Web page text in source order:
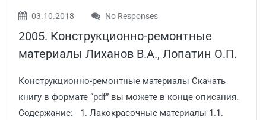
03.10.2018 No Responses
2005. Конструкционно-ремонтные
материалы Лиханов В.А., Лопатин О.П.
Конструкционно-ремонтные материалы Скачать
книгу в формате “pdf” вы можете в конце описания.
Содержание: 1. Лакокрасочные материалы 1.1.